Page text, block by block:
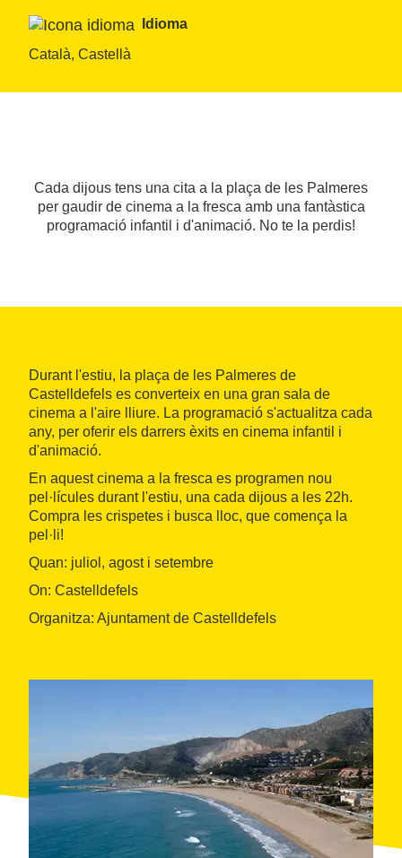
Idioma
Català, Castellà
Cada dijous tens una cita a la plaça de les Palmeres
per gaudir de cinema a la fresca amb una fantàstica
programació infantil i d'animació. No te la perdis!
Durant l'estiu, la plaça de les Palmeres de
Castelldefels es converteix en una gran sala de
cinema a l'aire lliure. La programació s'actualitza cada
any, per oferir els darrers èxits en cinema infantil i
d'animació.
En aquest cinema a la fresca es programen nou
pel·lícules durant l'estiu, una cada dijous a les 22h.
Compra les crispetes i busca lloc, que comença la
pel·li!
Quan: juliol, agost i setembre
On: Castelldefels
Organitza: Ajuntament de Castelldefels